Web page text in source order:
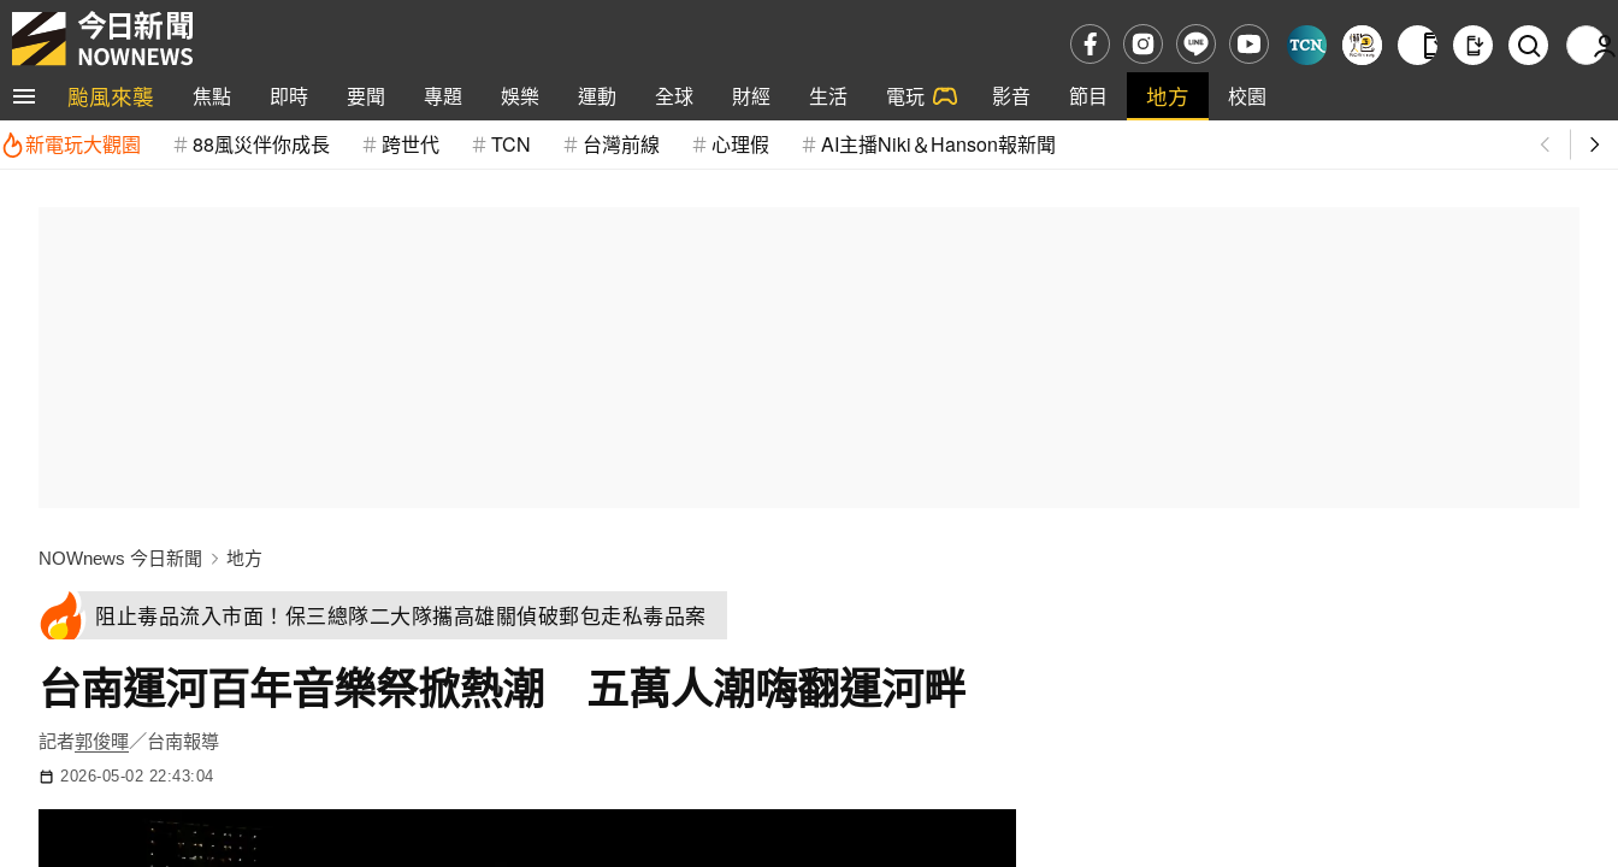
颱風來襲 焦點 即時 要聞 專題 娛樂 運動 全球 財經 生活 電玩 影音 節目 地方
校園
新電玩大觀園
88風災伴你成長 跨世代 TCN 台灣前線 心理假 AI主播Niki＆Hanson報新聞
NOWnews 今日新聞 地方
阻止毒品流入市面！保三總隊二大隊攜高雄關偵破郵包走私毒品案
台南運河百年音樂祭掀熱潮 五萬人潮嗨翻運河畔
記者郭俊暉／台南報導
2026-05-02 22:43:04